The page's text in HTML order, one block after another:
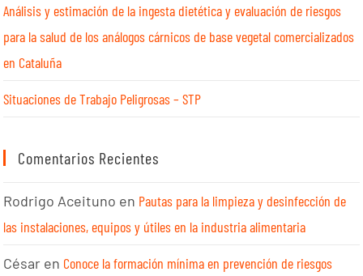
Análisis y estimación de la ingesta dietética y evaluación de riesgos
para la salud de los análogos cárnicos de base vegetal comercializados
en Cataluña
Situaciones de Trabajo Peligrosas – STP
Comentarios Recientes
Rodrigo Aceituno en Pautas para la limpieza y desinfección de
las instalaciones, equipos y útiles en la industria alimentaria
César en Conoce la formación mínima en prevención de riesgos